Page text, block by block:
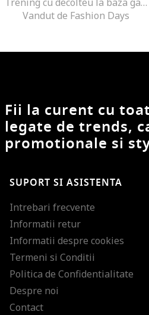
Vandut de Fashion Days
Fii la curent cu
legate de trends,
promotionale si
SUPORT SI ASISTENTA
Intrebari frecvente
Informatii retur
Informatii despre cookies
Termeni si Conditii
Politica de Confidentialitate
Despre noi
Contact